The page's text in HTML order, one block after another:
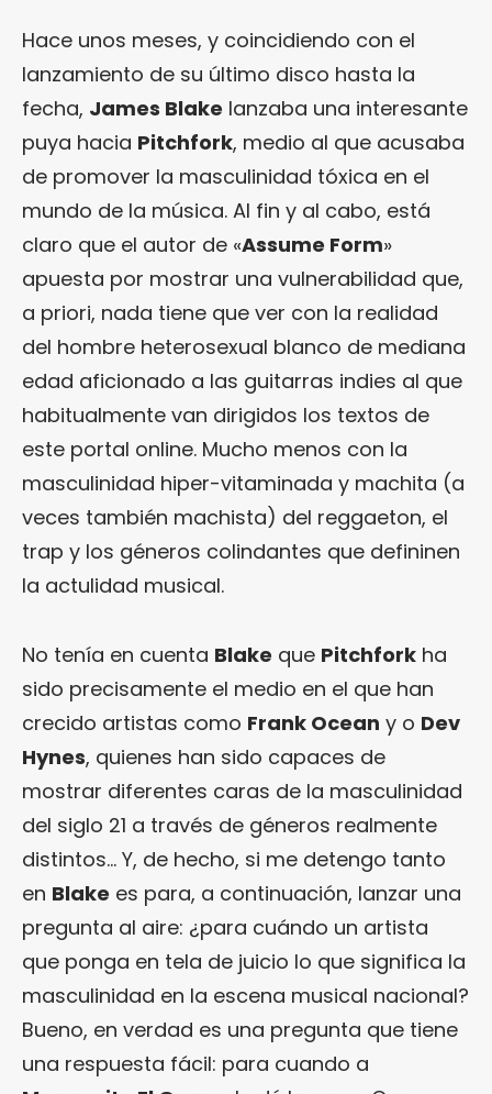
Hace unos meses, y coincidiendo con el
lanzamiento de su último disco hasta la
fecha, James Blake lanzaba una interesante
puya hacia Pitchfork, medio al que acusaba
de promover la masculinidad tóxica en el
mundo de la música. Al fin y al cabo, está
claro que el autor de «Assume Form»
apuesta por mostrar una vulnerabilidad que,
a priori, nada tiene que ver con la realidad
del hombre heterosexual blanco de mediana
edad aficionado a las guitarras indies al que
habitualmente van dirigidos los textos de
este portal online. Mucho menos con la
masculinidad hiper-vitaminada y machita (a
veces también machista) del reggaeton, el
trap y los géneros colindantes que defininen
la actulidad musical.
No tenía en cuenta Blake que Pitchfork ha
sido precisamente el medio en el que han
crecido artistas como Frank Ocean y o Dev
Hynes, quienes han sido capaces de
mostrar diferentes caras de la masculinidad
del siglo 21 a través de géneros realmente
distintos… Y, de hecho, si me detengo tanto
en Blake es para, a continuación, lanzar una
pregunta al aire: ¿para cuándo un artista
que ponga en tela de juicio lo que significa la
masculinidad en la escena musical nacional?
Bueno, en verdad es una pregunta que tiene
una respuesta fácil: para cuando a